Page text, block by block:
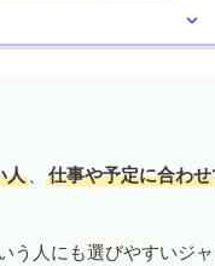
人 、 仕事や予定に合わ
う人にも選びやすいジャ